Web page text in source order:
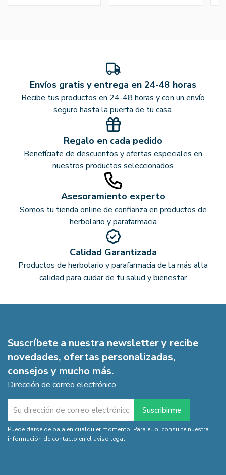
Envíos gratis y entrega en 24-48 horas
Recibe tus productos en 24-48 horas y con un envío
seguro hasta la puerta de tu casa.
Regalo en cada pedido
Benefíciate de descuentos y ofertas especiales en
nuestros productos seleccionados
Asesoramiento experto
Somos tu tienda online de confianza en productos de
herbolario y parafarmacia
Calidad Garantizada
Productos de herbolario y parafarmacia de la más alta
calidad para cuidar de tu salud y bienestar
Suscríbete a nuestra newsletter y recibe
novedades, ofertas personalizadas,
consejos y mucho más.
Dirección de correo electrónico
Puede darse de baja en cualquier momento. Para ello, consulte nuestra
información de contacto en el aviso legal.